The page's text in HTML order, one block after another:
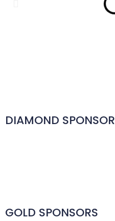
DIAMOND SPONSOR
GOLD SPONSORS